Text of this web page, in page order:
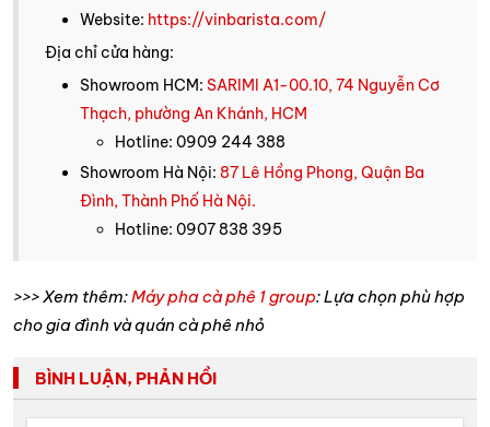
Website: https://vinbarista.com/
Địa chỉ cửa hàng:
Showroom HCM: SARIMI A1-00.10, 74 Nguyễn Cơ
Thạch, phường An Khánh, HCM
Hotline: 0909 244 388
Showroom Hà Nội: 87 Lê Hồng Phong, Quận Ba
Đình, Thành Phố Hà Nội.
Hotline: 0907 838 395
>>> Xem thêm:Máy pha cà phê 1 group: Lựa chọn phù hợp
cho gia đình và quán cà phê nhỏ
BÌNH LUẬN, PHẢN HỒI